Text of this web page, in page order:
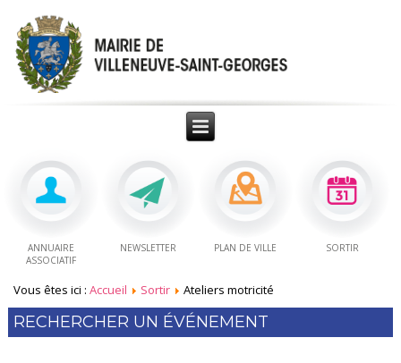
ANNUAIRE
ASSOCIATIF
NEWSLETTER PLAN DE VILLE SORTIR
Vous êtes ici :Accueil Sortir Ateliers motricité
RECHERCHER UN ÉVÉNEMENT